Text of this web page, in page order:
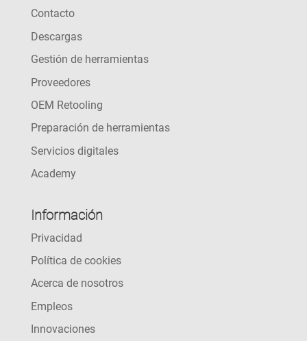
Contacto
Descargas
Gestión de herramientas
Proveedores
OEM Retooling
Preparación de herramientas
Servicios digitales
Academy
Información
Privacidad
Política de cookies
Acerca de nosotros
Empleos
Innovaciones